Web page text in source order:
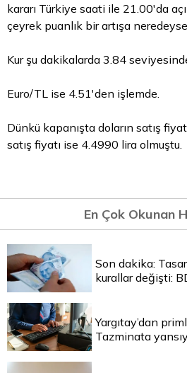
kararı Türkiye saati ile 21.00'da
çeyrek puanlık bir artışa
Kur şu dakikalarda 3.84
Euro/TL ise 4.51'den işlemde.
Dünkü kapanışta doların satış
satış fiyatı ise 4.4990 lira olmuştu.
En Çok Okunan
Son dakika:
kurallar değişti:
Yargıtay’dan
Tazminata